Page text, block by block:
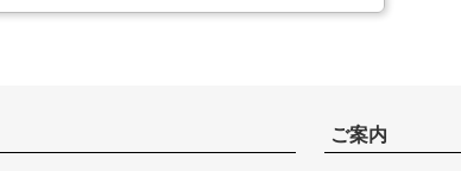
ご案内